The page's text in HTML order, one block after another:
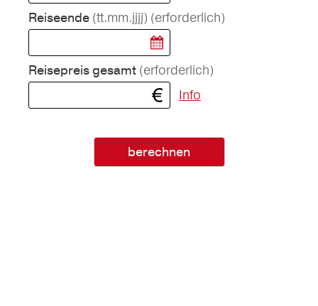
Reiseende (tt.mm.jjjj) (erforderlich)
Reisepreis gesamt (erforderlich)
Info
berechnen